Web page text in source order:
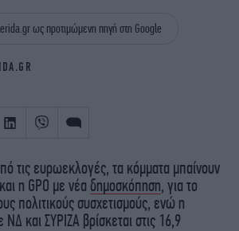
THE OCEAN
ως προτιμώμενη πηγή στη Google
τις ευρωεκλογές, τα κόμματα μπαίνουν
η GPO με νέα δημοσκόπηση, για το
πολιτικούς συσχετισμούς, ενώ η
και ΣΥΡΙΖΑ βρίσκεται στις 16,9